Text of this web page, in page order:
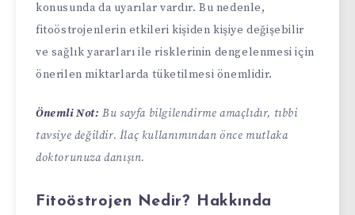
konusunda da uyarılar vardır. Bu nedenle,
fitoöstrojenlerin etkileri kişiden kişiye değişebilir
ve sağlık yararları ile risklerinin dengelenmesi için
önerilen miktarlarda tüketilmesi önemlidir.
Önemli Not: Bu sayfa bilgilendirme amaçlıdır, tıbbi
tavsiye değildir. İlaç kullanımından önce mutlaka
doktorunuza danışın.
Fitoöstrojen Nedir? Hakkında